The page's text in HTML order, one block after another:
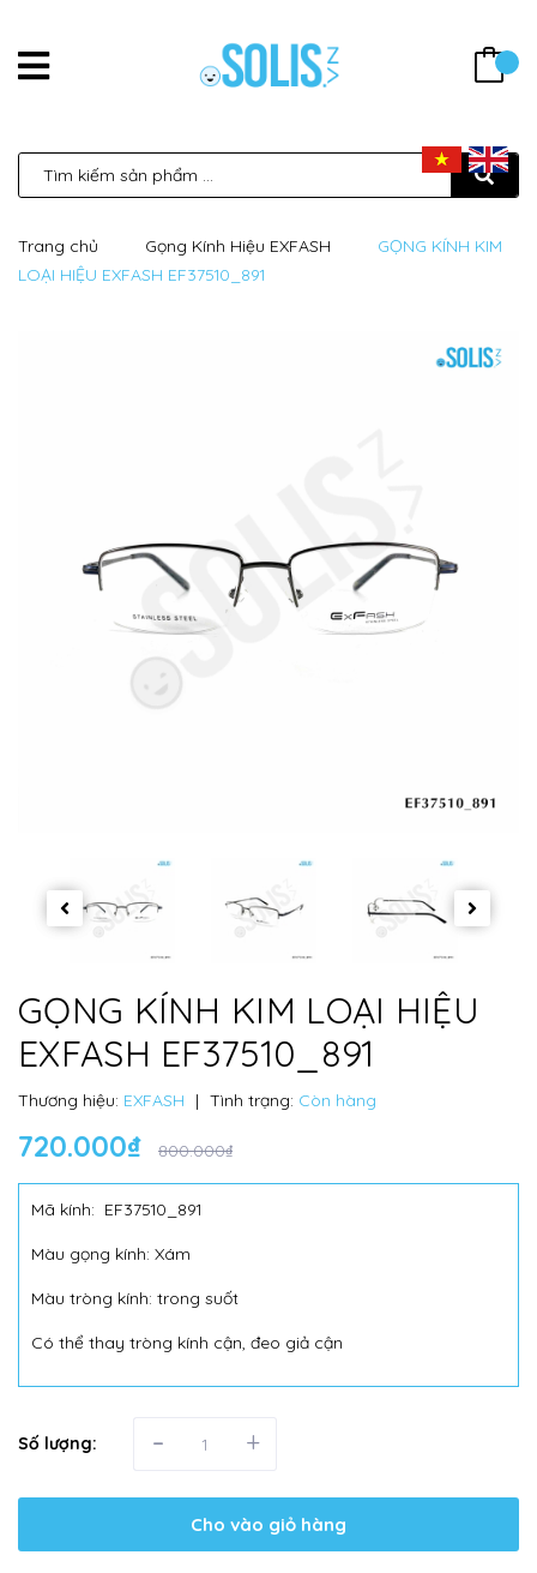
Trang chủ Gọng Kính Hiệu EXFASH
GỌNG KÍNH KIM
LOẠI HIỆU EXFASH EF37510_891
GỌNG KÍNH KIM LOẠI HIỆU
EXFASH EF37510_891
Thương hiệu: EXFASH | Tình trạng: Còn hàng
720.000₫ 800.000₫
Mã kính: EF37510_891
Màu gọng kính: Xám
Màu tròng kính: trong suốt
Có thể thay tròng kính cận, đeo giả cận
Số lượng: - +
Cho vào giỏ hàng